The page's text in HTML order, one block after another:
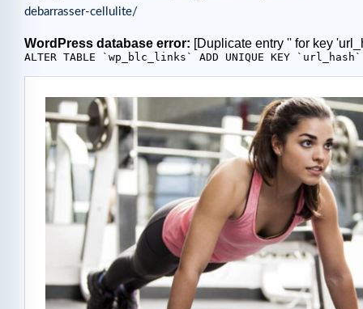
debarrasser-cellulite/